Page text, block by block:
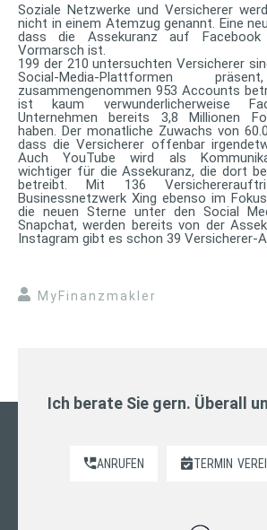
Soziale Netzwerke und Versicherer
nicht in einem Atemzug genannt. Eine
dass die Assekuranz auf
Vormarsch ist.
199 der 210 untersuchten Versicherer
Social-Media-Plattformen
zusammengenommen 953 Accounts
ist kaum verwunderlicherweise
Unternehmen bereits 3,8 Millionen
haben. Der monatliche Zuwachs von
dass die Versicherer offenbar
Auch YouTube wird als
wichtiger für die Assekuranz, die dort
betreibt. Mit 136
Businessnetzwerk Xing ebenso im
die neuen Sterne unter den Social
Snapchat, werden bereits von der
Instagram gibt es schon 39 Versicherer-
MyFinanzmakler
Ich berate Sie gern. Überall
ANRUFEN TERMIN